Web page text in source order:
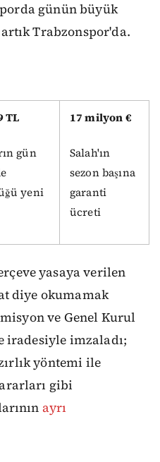
günün büyük
Trabzonspor'da.
TL
gün
yeni
17 milyon €
Salah'ın
sezon başına
garanti
ücreti
yasaya verilen
diye okumamak
ve Genel Kurul
iradesiyle imzaladı;
yöntemi ile
gibi
ayrı